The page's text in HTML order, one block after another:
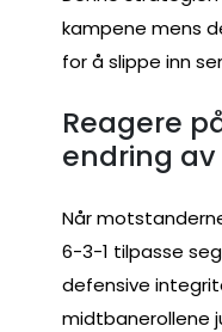
kampene mens
for å slippe inn
Reagere
endring
Når
6-3-1 tilpasse
defensive
midtbanerollene